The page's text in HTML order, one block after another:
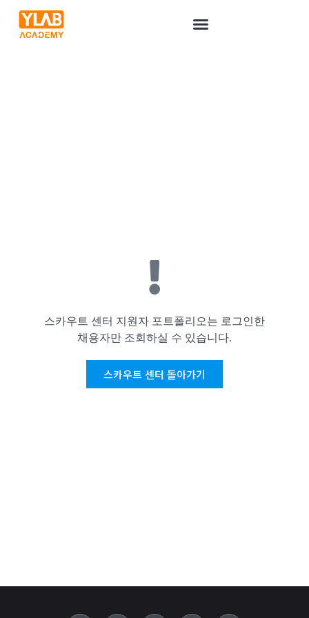
스카우트 센터 지원자 포트폴리오는 로그인한
채용자만 조회하실 수 있습니다.
스카우트 센터 돌아가기